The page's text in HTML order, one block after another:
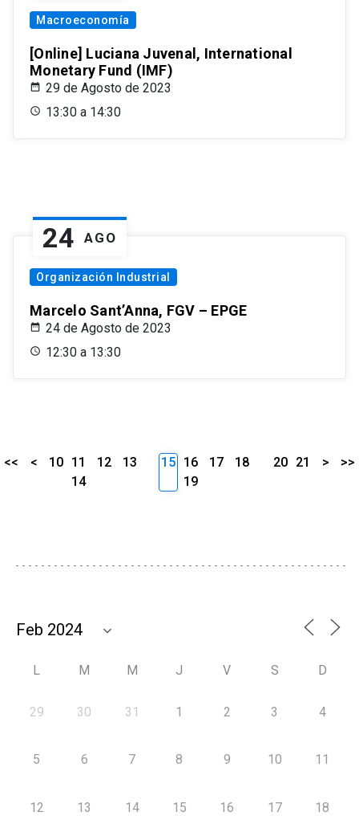
Macroeconomía
[Online] Luciana Juvenal, International
Monetary Fund (IMF)
29 de Agosto de 2023
13:30 a 14:30
24 AGO
Organización Industrial
Marcelo Sant’Anna, FGV – EPGE
24 de Agosto de 2023
12:30 a 13:30
<< < 10 11 12
13
14
15 16 17
18
19
20 21 > >>
L M M J V S D
29 30 31 1 2 3 4
5 6 7 8 9 10 11
12 13 14 15 16 17 18